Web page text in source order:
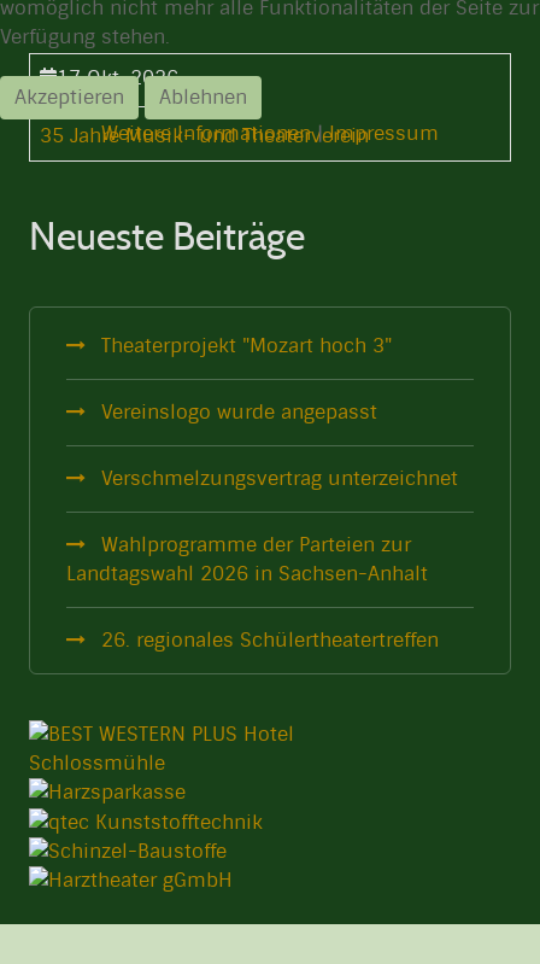
17 Okt. 2026
15:00 Uhr
-
35 Jahre Musik- und Theaterverein
Neueste Beiträge
Theaterprojekt "Mozart hoch 3"
Vereinslogo wurde angepasst
Verschmelzungsvertrag unterzeichnet
Wahlprogramme der Parteien zur
Landtagswahl 2026 in Sachsen-Anhalt
26. regionales Schülertheatertreffen
womöglich nicht mehr alle Funktionalitäten der Seite zur
Verfügung stehen.
Akzeptieren
Ablehnen
Weitere Informationen|Impressum